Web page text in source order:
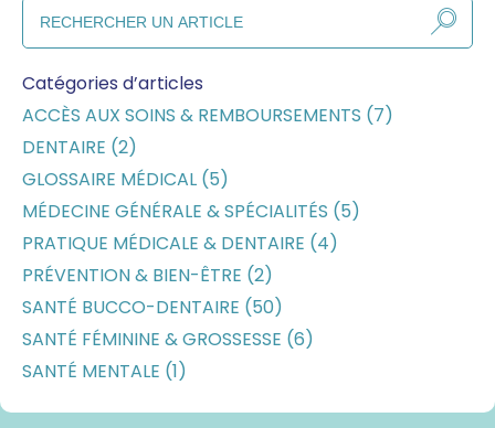
Catégories d’articles
ACCÈS AUX SOINS & REMBOURSEMENTS (7)
DENTAIRE (2)
GLOSSAIRE MÉDICAL (5)
MÉDECINE GÉNÉRALE & SPÉCIALITÉS (5)
PRATIQUE MÉDICALE & DENTAIRE (4)
PRÉVENTION & BIEN-ÊTRE (2)
SANTÉ BUCCO-DENTAIRE (50)
SANTÉ FÉMININE & GROSSESSE (6)
SANTÉ MENTALE (1)